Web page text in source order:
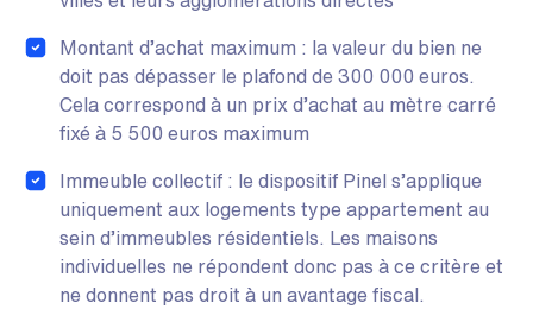
Montant d’achat maximum : la valeur du bien ne
doit pas dépasser le plafond de 300 000 euros.
Cela correspond à un prix d’achat au mètre carré
fixé à 5 500 euros maximum
Immeuble collectif : le dispositif Pinel s’applique
uniquement aux logements type appartement au
sein d’immeubles résidentiels. Les maisons
individuelles ne répondent donc pas à ce critère et
ne donnent pas droit à un avantage fiscal.